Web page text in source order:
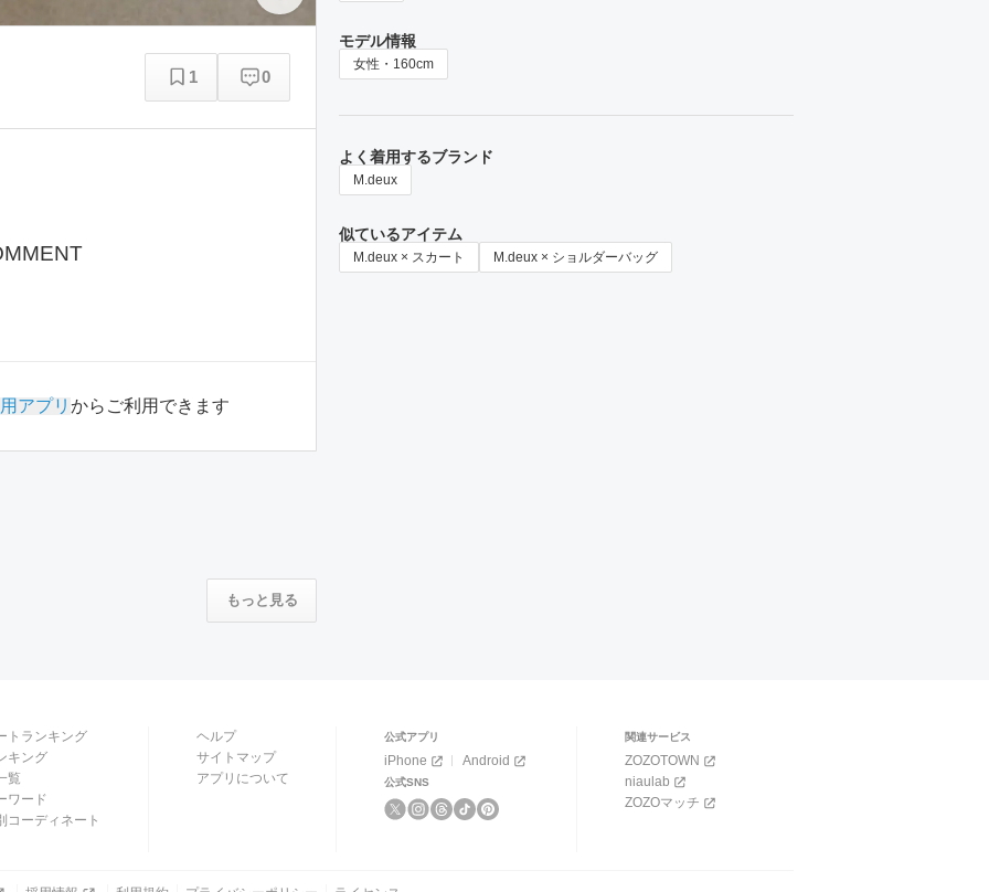
1 0
アプリ からご利用できます
モデル情報
女性・160cm
よく着用するブランド
M.deux
似ているアイテム
M.deux × スカート M.deux × ショルダーバッグ
もっと見る
トランキング
キング
覧
ワード
コーディネート
ヘルプ
サイトマップ
アプリについて
公式アプリ
iPhone Android
公式SNS
関連サービス
ZOZOTOWN
niaulab
ZOZOマッチ